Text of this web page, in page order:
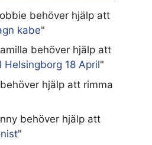
behöver hjälp att
kabe"
behöver hjälp att
Helsingborg 18 April"
hjälp att rimma
behöver hjälp att
"